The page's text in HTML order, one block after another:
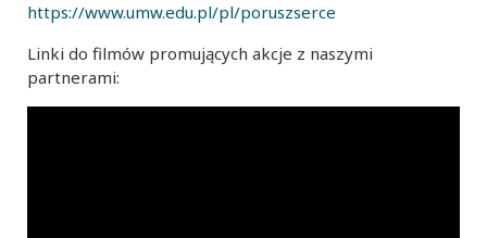
https://www.umw.edu.pl/pl/poruszserce
Linki do filmów promujących akcje z naszymi
partnerami: